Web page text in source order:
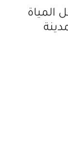
المياة